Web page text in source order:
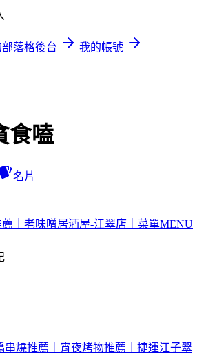
落格後台
我的帳號
食嗑
名片
｜老味噌居酒屋-江翠店｜菜單MENU
串燒推薦｜宵夜烤物推薦｜捷運江子翠